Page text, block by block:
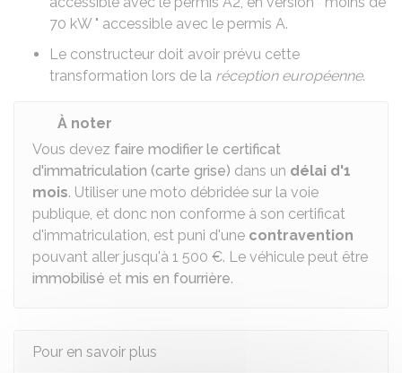
70 kW" accessible avec le permis A.
Le constructeur doit avoir prévu cette
transformation lors de la réception européenne.
À noter
Vous devez faire modifier le certificat
d'immatriculation (carte grise) dans un délai d'1
mois. Utiliser une moto débridée sur la voie
publique, et donc non conforme à son certificat
d'immatriculation, est puni d'une contravention
pouvant aller jusqu'à 1 500 €. Le véhicule peut être
immobilisé et mis en fourrière.
Pour en savoir plus